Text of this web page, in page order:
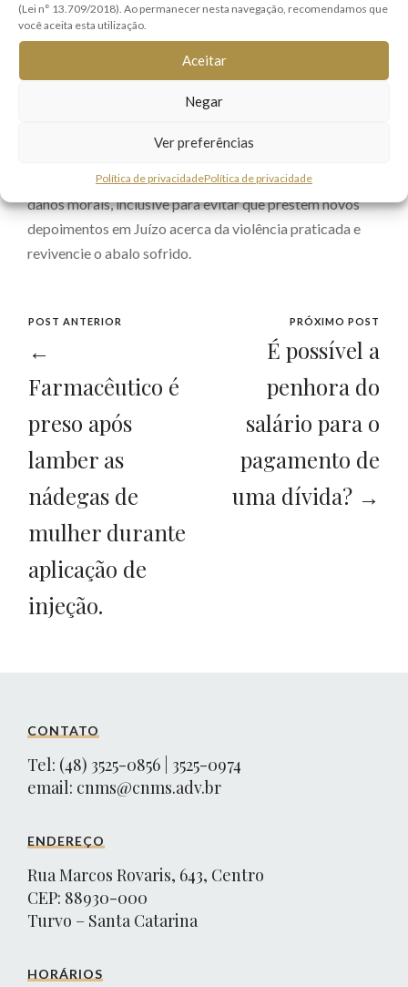
(Lei n° 13.709/2018). Ao permanecer nesta navegação, recomendamos que
você aceita esta utilização.
Aceitar
Negar
Ver preferências
Política de privacidadePolítica de privacidade
probatória sobre o dano sofrido pela vítima, pois,
segundo o Ministro Relator “se a própria conduta
criminosa empregada pelo agressor já está imbuída de
desonra, descrédito e menosprezo à dignidade e ao valor
Portanto, é possível a indenização da própria ação penal,
não necessitando a vítima ingressar com uma ação de
danos morais, inclusive para evitar que prestem novos
depoimentos em Juízo acerca da violência praticada e
revivencie o abalo sofrido.
POST ANTERIOR
←
Farmacêutico é
preso após
lamber as
nádegas de
mulher durante
aplicação de
injeção.
PRÓXIMO POST
É possível a
penhora do
salário para o
pagamento de
uma dívida? →
CONTATO
Tel: (48) 3525-0856 | 3525-0974
email: cnms@cnms.adv.br
ENDEREÇO
Rua Marcos Rovaris, 643, Centro
CEP: 88930-000
Turvo – Santa Catarina
HORÁRIOS